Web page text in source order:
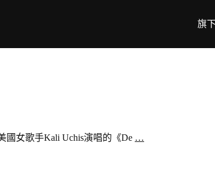
旗
國女歌手Kali Uchis演唱的《De …